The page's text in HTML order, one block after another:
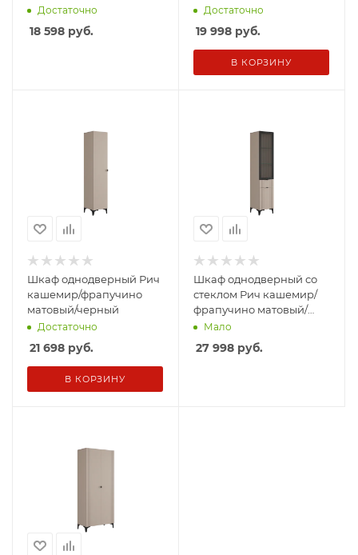
Достаточно
18 598 руб.
Достаточно
19 998 руб.
В КОРЗИНУ
Шкаф однодверный Рич
кашемир/фрапучино
матовый/черный
Достаточно
21 698 руб.
В КОРЗИНУ
Шкаф однодверный со
стеклом Рич кашемир/
фрапучино матовый/
черный
Мало
27 998 руб.